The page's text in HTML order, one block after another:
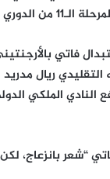
الإسباني.
ريال
الملكي
“شعر بانزعاج،